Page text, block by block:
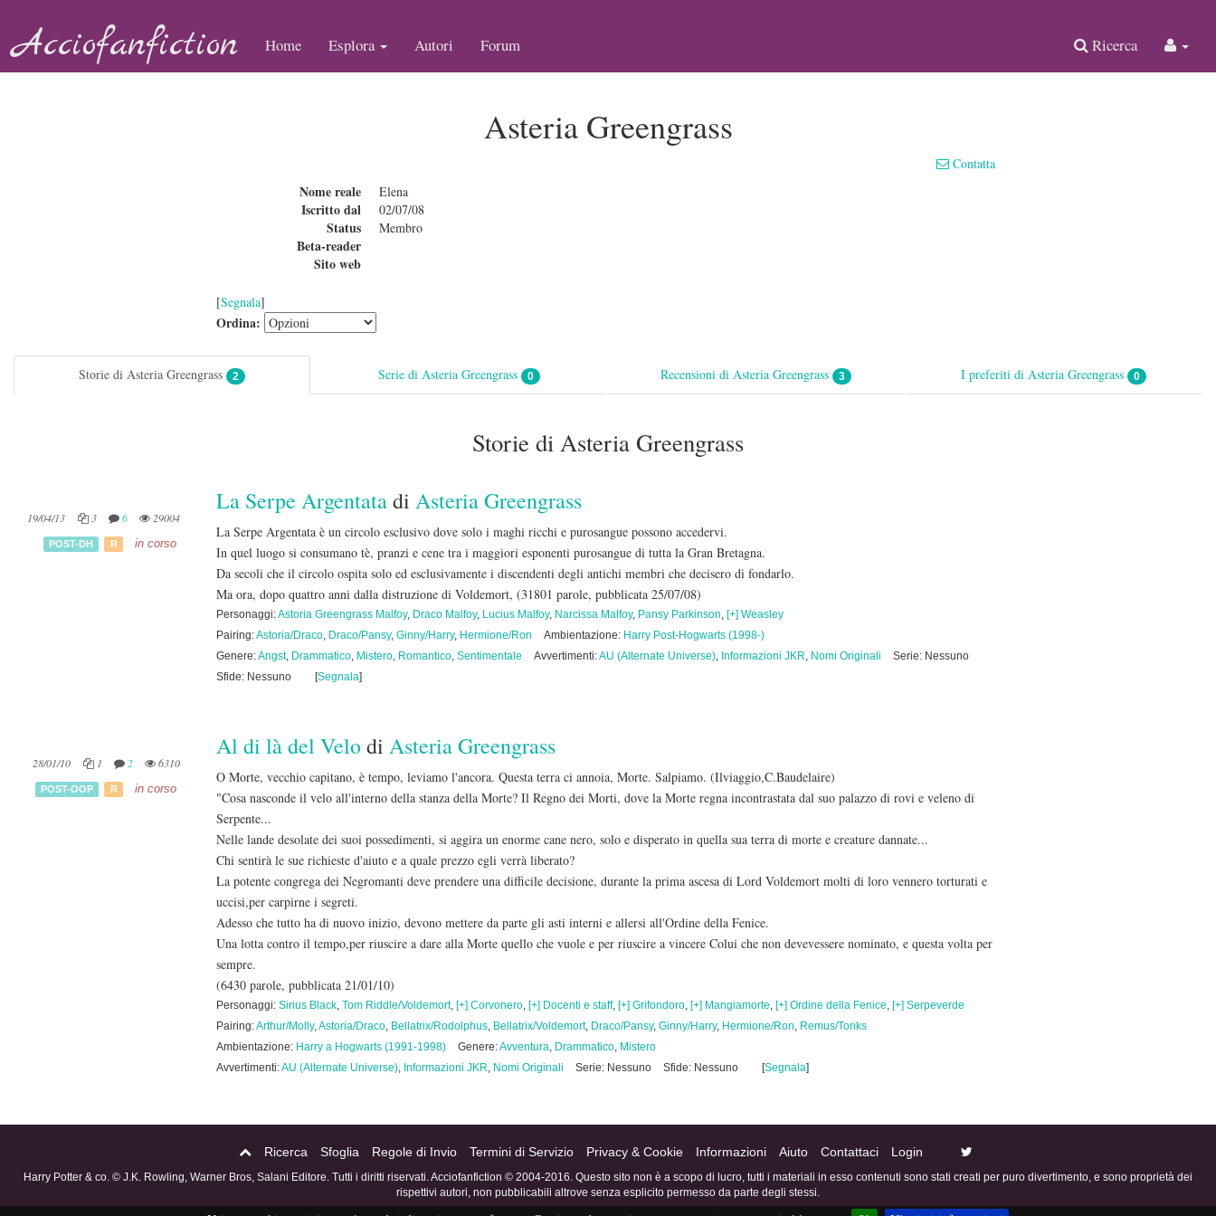
Acciofanfiction Home Esplora Autori Forum Ricerca
Asteria Greengrass
Contatta
Nome reale Elena
Iscritto dal 02/07/08
Status Membro
Beta-reader
Sito web
[Segnala]
Ordina:
Storie di Asteria Greengrass 2 Serie di Asteria Greengrass 0 Recensioni di Asteria Greengrass 3 I preferiti di Asteria Greengrass 0
Storie di Asteria Greengrass
19/04/13 3 6 29004
POST-DH R in corso
La Serpe Argentatadi Asteria Greengrass
La Serpe Argentata è un circolo esclusivo dove solo i maghi ricchi e purosangue possono accedervi.
In quel luogo si consumano tè, pranzi e cene tra i maggiori esponenti purosangue di tutta la Gran Bretagna.
Da secoli che il circolo ospita solo ed esclusivamente i discendenti degli antichi membri che decisero di fondarlo.
Ma ora, dopo quattro anni dalla distruzione di Voldemort, (31801 parole, pubblicata 25/07/08)
Personaggi:Astoria Greengrass Malfoy, Draco Malfoy, Lucius Malfoy, Narcissa Malfoy, Pansy Parkinson, [+] Weasley
Pairing:Astoria/Draco, Draco/Pansy, Ginny/Harry, Hermione/Ron Ambientazione: Harry Post-Hogwarts (1998-)
Genere:Angst, Drammatico, Mistero, Romantico, Sentimentale Avvertimenti:AU (Alternate Universe), Informazioni JKR, Nomi Originali
Serie: Nessuno
Sfide: Nessuno
[Segnala]
28/01/10 1 2 6310
POST-OOP R in corso
Al di là del Velodi Asteria Greengrass
O Morte, vecchio capitano, è tempo, leviamo l'ancora. Questa terra ci annoia, Morte. Salpiamo. (Ilviaggio,C.Baudelaire)
"Cosa nasconde il velo all'interno della stanza della Morte? Il Regno dei Morti, dove la Morte regna incontrastata dal suo palazzo di rovi e veleno di
Serpente...
Nelle lande desolate dei suoi possedimenti, si aggira un enorme cane nero, solo e disperato in quella sua terra di morte e creature dannate...
Chi sentirà le sue richieste d'aiuto e a quale prezzo egli verrà liberato?
La potente congrega dei Negromanti deve prendere una difficile decisione, durante la prima ascesa di Lord Voldemort molti di loro vennero torturati e
uccisi,per carpirne i segreti.
Adesso che tutto ha di nuovo inizio, devono mettere da parte gli asti interni e allersi all'Ordine della Fenice.
Una lotta contro il tempo,per riuscire a dare alla Morte quello che vuole e per riuscire a vincere Colui che non devevessere nominato, e questa volta per
sempre.
(6430 parole, pubblicata 21/01/10)
Personaggi: Sirius Black, Tom Riddle/Voldemort, [+] Corvonero, [+] Docenti e staff, [+] Grifondoro, [+] Mangiamorte, [+] Ordine della Fenice, [+] Serpeverde
Pairing:Arthur/Molly,Astoria/Draco, Bellatrix/Rodolphus, Bellatrix/Voldemort, Draco/Pansy, Ginny/Harry, Hermione/Ron, Remus/Tonks
Ambientazione: Harry a Hogwarts (1991-1998) Genere:Avventura, Drammatico, Mistero
Avvertimenti:AU (Alternate Universe), Informazioni JKR, Nomi Originali Serie: Nessuno Sfide: Nessuno [Segnala]
Ricerca Sfoglia Regole di Invio Termini di Servizio Privacy & Cookie Informazioni Aiuto Contattaci Login
Harry Potter & co. © J.K. Rowling, Warner Bros, Salani Editore. Tutti i diritti riservati. Acciofanfiction © 2004-2016. Questo sito non è a scopo di lucro, tutti i materiali in esso contenuti sono stati creati per puro divertimento, e sono proprietà dei
rispettivi autori, non pubblicabili altrove senza esplicito permesso da parte degli stessi.